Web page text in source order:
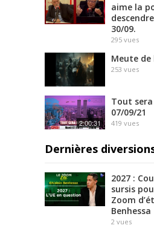
aime la
30/09.
295 vues
Meute de
253 vues
2:00:31
Tout sera
07/09/21
419 vues
Dernières
2027 :
sursis
Zoom
Benhessa
2 vues